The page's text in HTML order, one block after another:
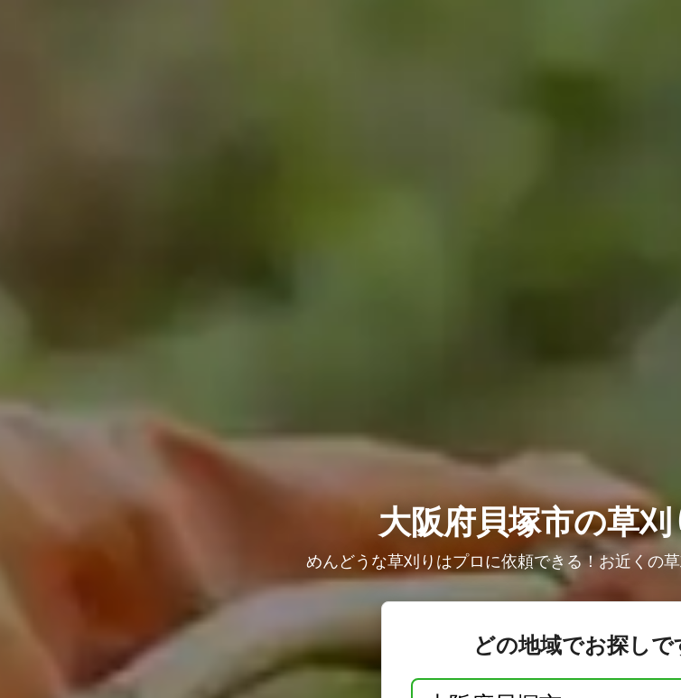
大阪府貝塚市の草
めんどうな草刈りはプロに依頼できる！お近くの
どの地域でお探しで